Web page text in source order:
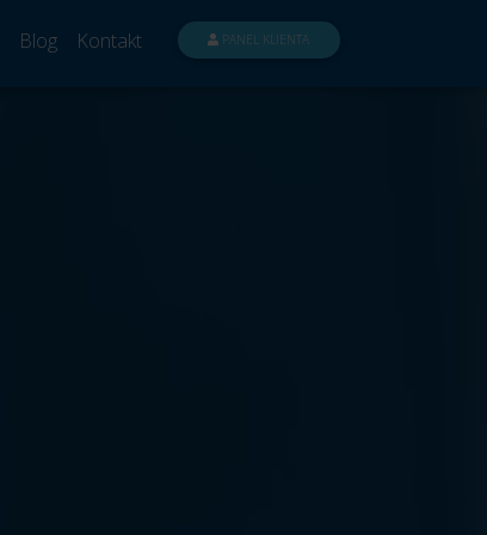
Blog Kontakt PANEL KLIENTA